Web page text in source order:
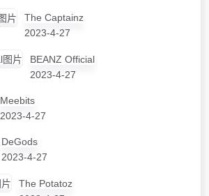
The Captainz
2023-4-27
BEANZ Official
2023-4-27
Meebits
2023-4-27
DeGods
2023-4-27
The Potatoz